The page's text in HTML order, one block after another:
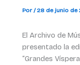
Por /28 de junio de
El Archivo de
presentado la
“Grandes